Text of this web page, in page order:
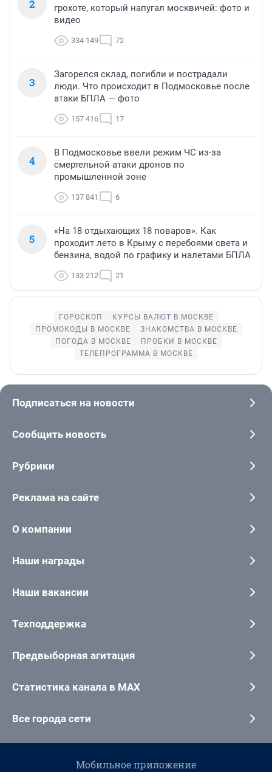
2
грохоте, который напугал москвичей: фото и
видео
334 149 72
3
Загорелся склад, погибли и пострадали
люди. Что происходит в Подмосковье после
атаки БПЛА — фото
157 416 17
4
В Подмосковье ввели режим ЧС из-за
смертельной атаки дронов по
промышленной зоне
137 841 6
5
«На 18 отдыхающих 18 поваров». Как
проходит лето в Крыму с перебоями света и
бензина, водой по графику и налетами БПЛА
133 212 21
ГОРОСКОП
КУРСЫ ВАЛЮТ В МОСКВЕ
ПРОМОКОДЫ В МОСКВЕ
ЗНАКОМСТВА В МОСКВЕ
ПОГОДА В МОСКВЕ
ПРОБКИ В МОСКВЕ
ТЕЛЕПРОГРАММА В МОСКВЕ
Подписаться на новости
Сообщить новость
Рубрики
Реклама на сайте
О компании
Наши награды
Наши вакансии
Техподдержка
Предвыборная агитация
Статистика канала в MAX
Все города сети
Мобильное приложение